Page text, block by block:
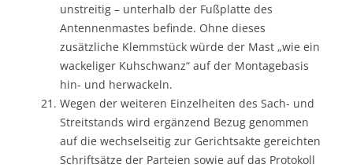
unstreitig – unterhalb der Fußplatte des
Antennenmastes befinde. Ohne dieses
zusätzliche Klemmstück würde der Mast „wie ein
wackeliger Kuhschwanz“ auf der Montagebasis
hin- und herwackeln.
Wegen der weiteren Einzelheiten des Sach- und
Streitstands wird ergänzend Bezug genommen
auf die wechselseitig zur Gerichtsakte gereichten
Schriftsätze der Parteien sowie auf das Protokoll